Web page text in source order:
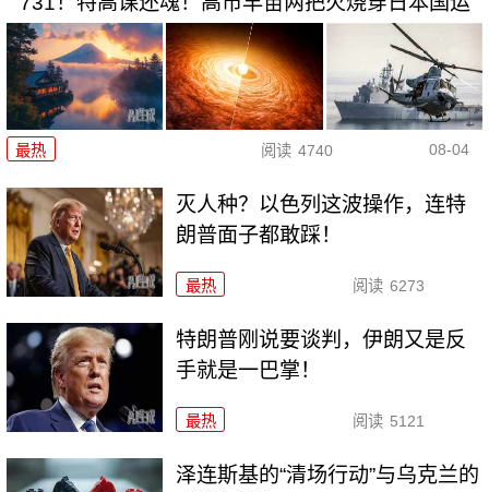
最热 阅读 4740 08-04
灭人种？以色列这波操作，连特
朗普面子都敢踩！
最热 阅读 6273
特朗普刚说要谈判，伊朗又是反
手就是一巴掌！
最热 阅读 5121
泽连斯基的“清场行动”与乌克兰的